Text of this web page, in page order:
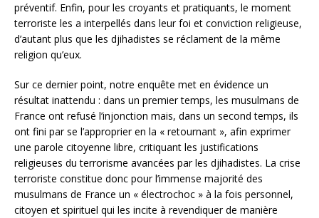
préventif. Enfin, pour les croyants et pratiquants, le moment
terroriste les a interpellés dans leur foi et conviction religieuse,
d’autant plus que les djihadistes se réclament de la même
religion qu’eux.
Sur ce dernier point, notre enquête met en évidence un
résultat inattendu : dans un premier temps, les musulmans de
France ont refusé l’injonction mais, dans un second temps, ils
ont fini par se l’approprier en la « retournant », afin exprimer
une parole citoyenne libre, critiquant les justifications
religieuses du terrorisme avancées par les djihadistes. La crise
terroriste constitue donc pour l’immense majorité des
musulmans de France un « électrochoc » à la fois personnel,
citoyen et spirituel qui les incite à revendiquer de manière